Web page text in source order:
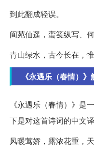
到此翻成轻误。
阆苑仙遥，蛮笺纵写、何
青山绿水，古今长在，惟
《永遇乐（春情）
《永遇乐（春情）》是
下是对这首诗词的中文
风暖莺娇，露浓花重，天